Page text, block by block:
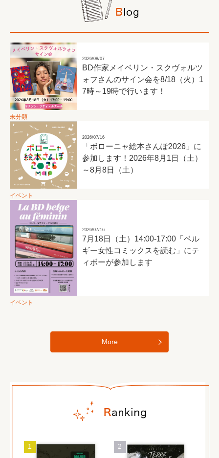
2026/08/07
BD作家メイベリン・スクヴォルツ
ォフさんのサイン会を8/18（火）1
7時～19時で行います！
未分類
2026/07/16
「ボローニャ絵本さんぽ2026」に
参加します！2026年8月1日（土）
～8月8日（土）
イベント
2026/07/16
7月18日（土）14:00-17:00「ベル
ギー女性コミックスを読む」にテ
ィボーが参加します
イベント
More
1 2